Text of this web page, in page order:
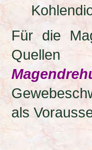
Für die
Quellen
als